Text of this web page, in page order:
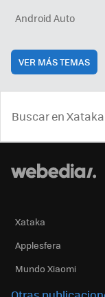
Android Auto
VER MÁS TEMAS
Xataka
Applesfera
Mundo Xiaomi